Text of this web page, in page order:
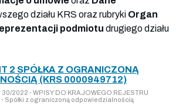
działu KRS oraz rubryki Organ
podmiotu drugiego działu
2 SPÓŁKA Z OGRANICZONĄ
(KRS 0000949712)
2022 - WPISY DO KRAJOWEGO REJESTRU
Spółki z ograniczoną odpowiedzialnością